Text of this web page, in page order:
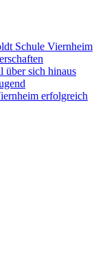
Schule Viernheim
über sich hinaus
erfolgreich